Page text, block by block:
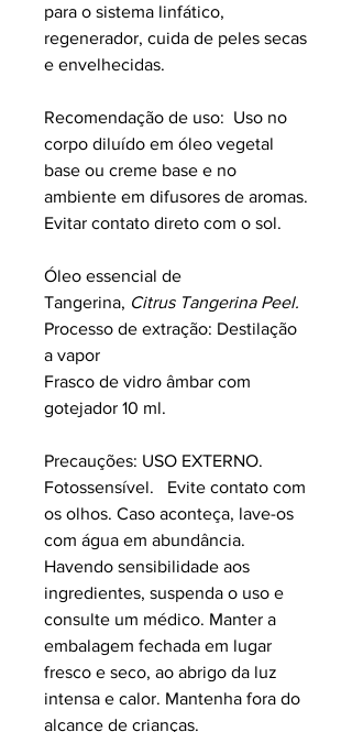
para o sistema linfático,
regenerador, cuida de peles secas
e envelhecidas.
Recomendação de uso: Uso no
corpo diluído em óleo vegetal
base ou creme base e no
ambiente em difusores de aromas.
Evitar contato direto com o sol.
Óleo essencial de
Tangerina, Citrus Tangerina Peel.
Processo de extração: Destilação
a vapor
Frasco de vidro âmbar com
gotejador 10 ml.
Precauções: USO EXTERNO.
Fotossensível. Evite contato com
os olhos. Caso aconteça, lave-os
com água em abundância.
Havendo sensibilidade aos
ingredientes, suspenda o uso e
consulte um médico. Manter a
embalagem fechada em lugar
fresco e seco, ao abrigo da luz
intensa e calor. Mantenha fora do
alcance de crianças.